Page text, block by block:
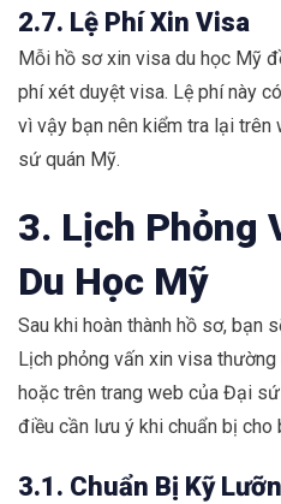
2.7. Lệ Phí Xin Visa
Mỗi hồ sơ xin visa du học Mỹ
phí xét duyệt visa. Lệ phí này
vì vậy bạn nên kiểm tra lại
sứ quán Mỹ.
3. Lịch Phỏng
Du Học Mỹ
Sau khi hoàn thành hồ sơ, bạn
Lịch phỏng vấn xin visa
hoặc trên trang web của Đại
điều cần lưu ý khi chuẩn bị cho
3.1. Chuẩn Bị Kỹ